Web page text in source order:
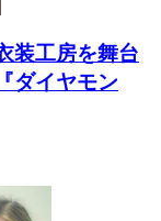
装工房を舞台
ダイヤモン